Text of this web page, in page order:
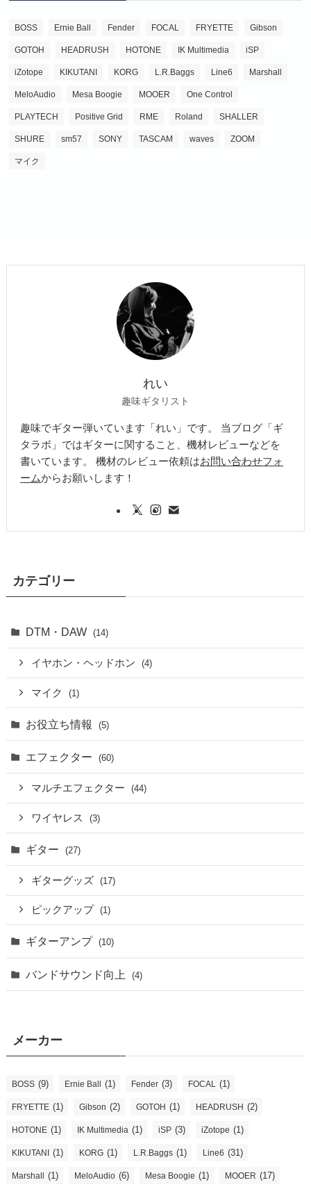
BOSS Ernie Ball Fender FOCAL FRYETTE Gibson
GOTOH HEADRUSH HOTONE IK Multimedia iSP
iZotope KIKUTANI KORG L.R.Baggs Line6 Marshall
MeloAudio Mesa Boogie MOOER One Control
PLAYTECH Positive Grid RME Roland SHALLER
SHURE sm57 SONY TASCAM waves ZOOM
マイク
れい
趣味ギタリスト
趣味でギター弾いています「れい」です。 当ブログ「ギ
タラボ」ではギターに関すること、機材レビューなどを
書いています。 機材のレビュー依頼はお問い合わせフォ
ームからお願いします！
カテゴリー
DTM・DAW (14)
イヤホン・ヘッドホン (4)
マイク (1)
お役立ち情報 (5)
エフェクター (60)
マルチエフェクター (44)
ワイヤレス (3)
ギター (27)
ギターグッズ (17)
ピックアップ (1)
ギターアンプ (10)
バンドサウンド向上 (4)
メーカー
BOSS (9) Ernie Ball (1) Fender (3) FOCAL (1)
FRYETTE (1) Gibson (2) GOTOH (1) HEADRUSH (2)
HOTONE (1) IK Multimedia (1) iSP (3) iZotope (1)
KIKUTANI (1) KORG (1) L.R.Baggs (1) Line6 (31)
Marshall (1) MeloAudio (6) Mesa Boogie (1) MOOER (17)